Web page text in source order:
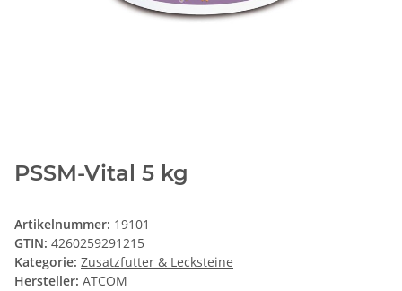
PSSM-Vital 5 kg
Artikelnummer: 19101
GTIN: 4260259291215
Kategorie: Zusatzfutter & Lecksteine
Hersteller: ATCOM